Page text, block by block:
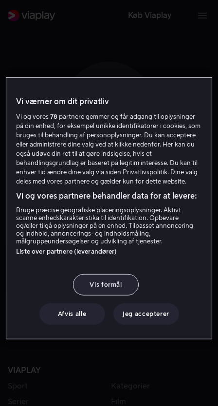
Køb Viaplay
C C
Christian Cantamessa
Instruktør
VIAPLAY
Sport
Kategorier
Serier
Film
Vi værner om dit privatliv
Vi og vores78 partnere gemmer og får adgang til oplysninger
på din enhed, for eksempel unikke identifikatorer i cookies, som
bruges til behandling af personoplysninger. Du kan acceptere
eller administrere dine valg ved at klikke nedenfor. Her kan du
også udøve din ret til at gøre indsigelse, hvis et
behandlingsgrundlag er baseret på legitim interesse. Du kan til
enhver tid ændre dine valg via siden Privatlivspolitik. Dine valg
deles med vores partnere og gælder kun for dette website.
Vi og vores partnere behandler data for at levere:
Bruge præcise geografiske placeringsoplysninger. Aktivt
scanne enhedskarakteristika til identifikation. Opbevare
og/eller tilgå oplysninger på en enhed. Tilpasset annoncering
og indhold, annoncerings- og indholdsmåling,
målgruppeundersøgelser og udvikling af tjenester.
Liste over partnere (leverandører)
Vis formål
Afvis alle Jeg accepterer